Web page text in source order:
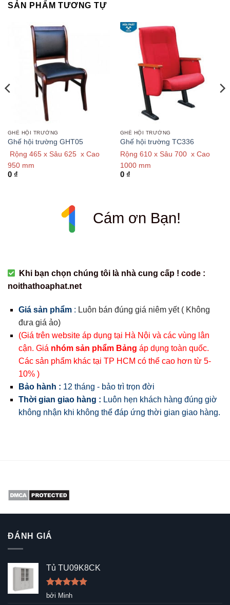
SẢN PHẨM TƯƠNG TỰ
GHẾ HỘI TRƯỜNG
Ghế hội trường GHT05
Rộng 465 x Sâu 625 x Cao
950 mm
0 ₫
GHẾ HỘI TRƯỜNG
Ghế hội trường TC336
Rộng 610 x Sâu 700 x Cao
1000 mm
0 ₫
Cám ơn Bạn!
Khi bạn chọn chúng tôi là nhà cung cấp ! code :
noithathoaphat.net
Giá sản phẩm: Luôn bán đúng giá niêm yết ( Không
đưa giá ảo)
(Giá trên website áp dụng tại Hà Nội và các vùng lân
cận. Giá nhóm sản phẩm Bảng áp dụng toàn quốc.
Các sản phẩm khác tại TP HCM có thể cao hơn từ 5-
10% )
Bảo hành : 12 tháng - bảo trì trọn đời
Thời gian giao hàng : Luôn hẹn khách hàng đúng giờ
không nhận khi không thể đáp ứng thời gian giao hàng.
ĐÁNH GIÁ
Tủ TU09K8CK
Được xếp
bởi Minh